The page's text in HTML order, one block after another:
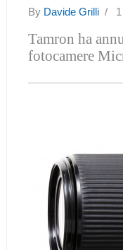
By Davide Grilli / 1
Tamron ha
fotocamere